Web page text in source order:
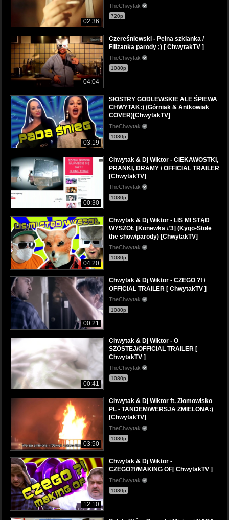
02:36
TheChwytak
720p
04:04
Czereśniewski - Pełna szklanka /
Filiżanka parody ;) [ ChwytakTV ]
TheChwytak
1080p
03:19
SIOSTRY GODLEWSKIE ALE ŚPIEWA
CHWYTAK:) (Górniak & Antkowiak
COVER)[ChwytakTV]
TheChwytak
1080p
00:30
Chwytak & Dj Wiktor - CIEKAWOSTKI,
PRANKI, DRAMY / OFFICIAL TRAILER
[ChwytakTV]
TheChwytak
1080p
04:20
Chwytak & Dj Wiktor - LIS MI STĄD
WYSZOŁ [Konewka #3] (Kygo-Stole
the show/parody) [ChwytakTV]
TheChwytak
1080p
00:21
Chwytak & Dj Wiktor - CZEGO ?! /
OFFICIAL TRAILER [ ChwytakTV ]
TheChwytak
1080p
00:41
Chwytak & Dj Wiktor - O
SZÓSTEJ/OFFICIAL TRAILER [
ChwytakTV ]
TheChwytak
1080p
03:50
Chwytak & Dj Wiktor ft. Złomowisko
PL - TANDEM/WERSJA ZMIELONA:)
[ChwytakTV]
TheChwytak
1080p
12:10
Chwytak & Dj Wiktor -
CZEGO?!/MAKING OF[ ChwytakTV ]
TheChwytak
1080p